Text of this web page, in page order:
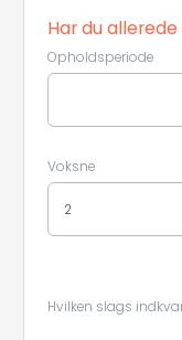
Har du
Opholdsperiode
Voksne
2
Hvilken slags